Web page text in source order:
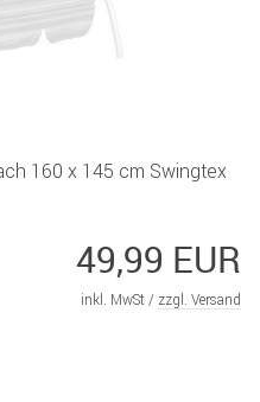
160 x 145 cm Swingtex
49,99 EUR
inkl. MwSt / zzgl. Versand